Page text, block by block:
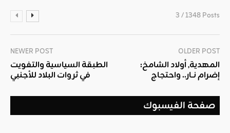
3 / 1348 Posts
NEWER POST
الطبقة السياسية والتفويت
في ثروات البلاد للأجنبي
OLDER POST
المهدية, أولاد الشامخ:
إضرام نــار.. واحتجاج
صفحة الفيسبوك